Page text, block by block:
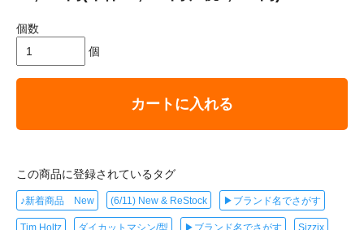
個数
個
カートに入れる
この商品に登録されているタグ
♪新着商品 New (6/11) New & ReStock ▶ブランド名でさがす
Tim Holtz ダイカットマシン/型 ▶ブランド名でさがす Sizzix